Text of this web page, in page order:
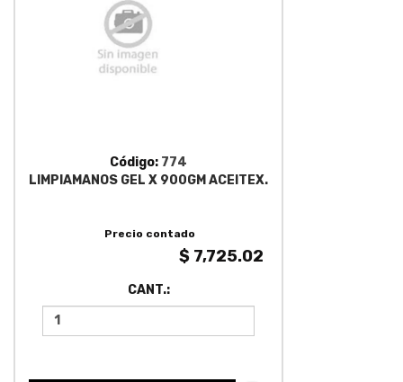
Código: 774
LIMPIAMANOS GEL X 900GM ACEITEX.
Precio contado
$ 7,725.02
CANT.: